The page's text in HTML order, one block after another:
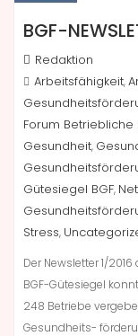
BGF-
Redaktion
Arbeitsfähigkeit,
Forum
Gesundheit,
Gütesiegel BGF,
Stress,
Der Newsletter 1/
BGF-Gütesiegel
248 Betriebe
Gesundheits-